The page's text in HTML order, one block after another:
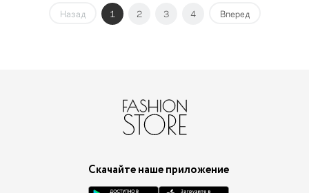
Назад 1 2 3 4 Вперед
Скачайте наше приложение